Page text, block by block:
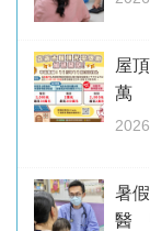
屋
萬
暑
醫